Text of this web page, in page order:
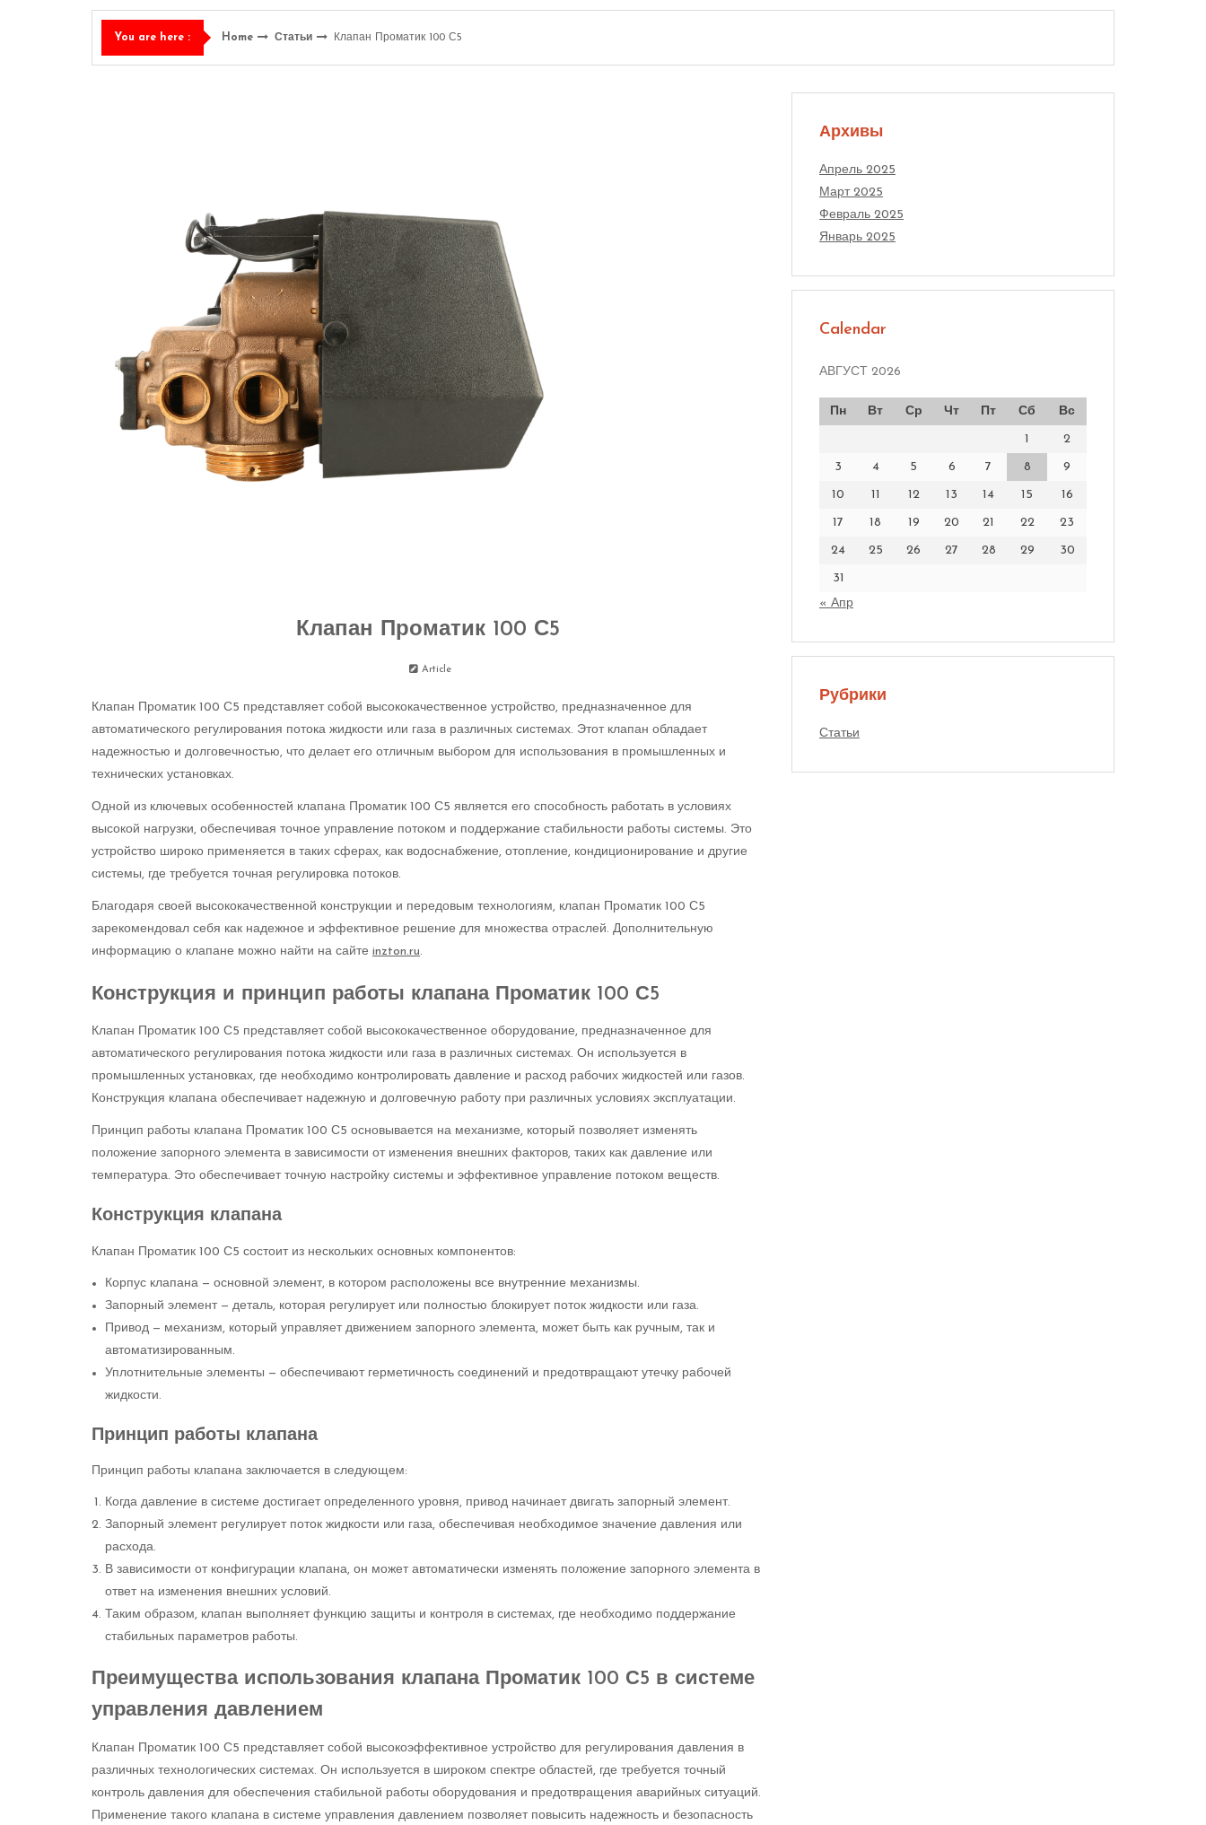
You are here : Home Статьи Клапан Проматик 100 С5
Клапан Проматик 100 С5
Article
Клапан Проматик 100 С5 представляет собой высококачественное устройство, предназначенное для
автоматического регулирования потока жидкости или газа в различных системах. Этот клапан обладает
надежностью и долговечностью, что делает его отличным выбором для использования в промышленных и
технических установках.
Одной из ключевых особенностей клапана Проматик 100 С5 является его способность работать в условиях
высокой нагрузки, обеспечивая точное управление потоком и поддержание стабильности работы системы. Это
устройство широко применяется в таких сферах, как водоснабжение, отопление, кондиционирование и другие
системы, где требуется точная регулировка потоков.
Благодаря своей высококачественной конструкции и передовым технологиям, клапан Проматик 100 С5
зарекомендовал себя как надежное и эффективное решение для множества отраслей. Дополнительную
информацию о клапане можно найти на сайте inzton.ru.
Конструкция и принцип работы клапана Проматик 100 С5
Клапан Проматик 100 С5 представляет собой высококачественное оборудование, предназначенное для
автоматического регулирования потока жидкости или газа в различных системах. Он используется в
промышленных установках, где необходимо контролировать давление и расход рабочих жидкостей или газов.
Конструкция клапана обеспечивает надежную и долговечную работу при различных условиях эксплуатации.
Принцип работы клапана Проматик 100 С5 основывается на механизме, который позволяет изменять
положение запорного элемента в зависимости от изменения внешних факторов, таких как давление или
температура. Это обеспечивает точную настройку системы и эффективное управление потоком веществ.
Конструкция клапана
Клапан Проматик 100 С5 состоит из нескольких основных компонентов:
Корпус клапана — основной элемент, в котором расположены все внутренние механизмы.
Запорный элемент — деталь, которая регулирует или полностью блокирует поток жидкости или газа.
Привод — механизм, который управляет движением запорного элемента, может быть как ручным, так и
автоматизированным.
Уплотнительные элементы — обеспечивают герметичность соединений и предотвращают утечку рабочей
жидкости.
Принцип работы клапана
Принцип работы клапана заключается в следующем:
Когда давление в системе достигает определенного уровня, привод начинает двигать запорный элемент.
Запорный элемент регулирует поток жидкости или газа, обеспечивая необходимое значение давления или
расхода.
В зависимости от конфигурации клапана, он может автоматически изменять положение запорного элемента в
ответ на изменения внешних условий.
Таким образом, клапан выполняет функцию защиты и контроля в системах, где необходимо поддержание
стабильных параметров работы.
Преимущества использования клапана Проматик 100 С5 в системе
управления давлением
Клапан Проматик 100 С5 представляет собой высокоэффективное устройство для регулирования давления в
различных технологических системах. Он используется в широком спектре областей, где требуется точный
контроль давления для обеспечения стабильной работы оборудования и предотвращения аварийных ситуаций.
Применение такого клапана в системе управления давлением позволяет повысить надежность и безопасность
Архивы
Апрель 2025
Март 2025
Февраль 2025
Январь 2025
Calendar
АВГУСТ 2026
Пн Вт Ср Чт Пт Сб Вс
1 2
3 4 5 6 7 8 9
10 11 12 13 14 15 16
17 18 19 20 21 22 23
24 25 26 27 28 29 30
31
« Апр
Рубрики
Статьи